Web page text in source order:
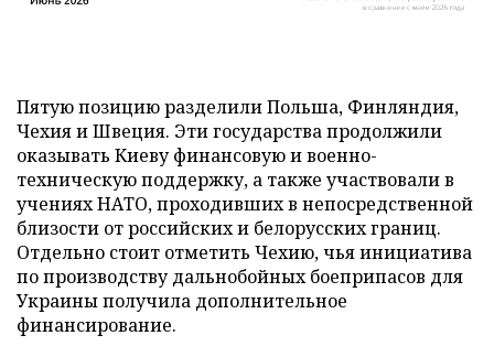
Пятую позицию разделили Польша, Финляндия,
Чехия и Швеция. Эти государства продолжили
оказывать Киеву финансовую и военно-
техническую поддержку, а также участвовали в
учениях НАТО, проходивших в непосредственной
близости от российских и белорусских границ.
Отдельно стоит отметить Чехию, чья инициатива
по производству дальнобойных боеприпасов для
Украины получила дополнительное
финансирование.